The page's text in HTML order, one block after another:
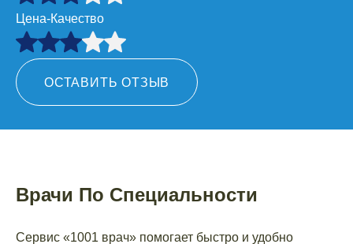
Цена-Качество
ОСТАВИТЬ ОТЗЫВ
Врачи По Специальности
Сервис «1001 врач» помогает быстро и удобно